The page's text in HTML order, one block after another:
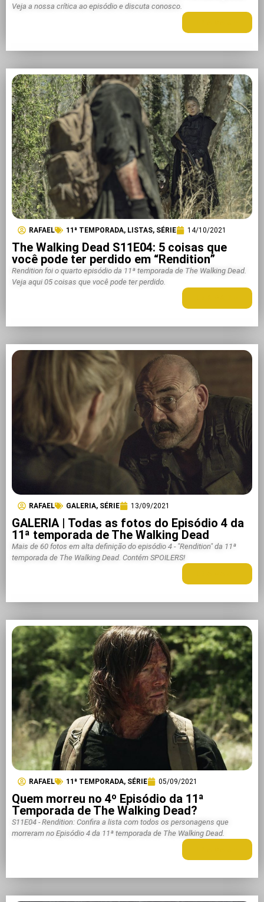
Veja a nossa crítica ao episódio e discuta conosco.
RAFAEL 11ª TEMPORADA, LISTAS, SÉRIE 14/10/2021
The Walking Dead S11E04: 5 coisas que
você pode ter perdido em “Rendition”
Rendition foi o quarto episódio da 11ª temporada de The Walking Dead.
Veja aqui 05 coisas que você pode ter perdido.
RAFAEL GALERIA, SÉRIE 13/09/2021
GALERIA | Todas as fotos do Episódio 4 da
11ª temporada de The Walking Dead
Mais de 60 fotos em alta definição do episódio 4 - "Rendition" da 11ª
temporada de The Walking Dead. Contém SPOILERS!
RAFAEL 11ª TEMPORADA, SÉRIE 05/09/2021
Quem morreu no 4º Episódio da 11ª
Temporada de The Walking Dead?
S11E04 - Rendition: Confira a lista com todos os personagens que
morreram no Episódio 4 da 11ª temporada de The Walking Dead.